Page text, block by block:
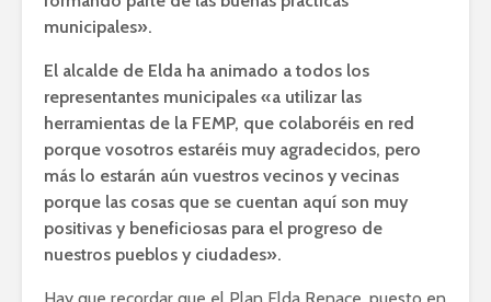
municipales».
El alcalde de Elda ha animado a todos los
representantes municipales «a utilizar las
herramientas de la FEMP, que colaboréis en red
porque vosotros estaréis muy agradecidos, pero
más lo estarán aún vuestros vecinos y vecinas
porque las cosas que se cuentan aquí son muy
positivas y beneficiosas para el progreso de
nuestros pueblos y ciudades».